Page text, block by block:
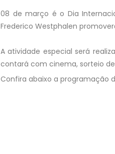
08 de março é o Dia
Frederico Westphalen
A atividade especial será
contará com cinema, sorteio
Confira abaixo a programação